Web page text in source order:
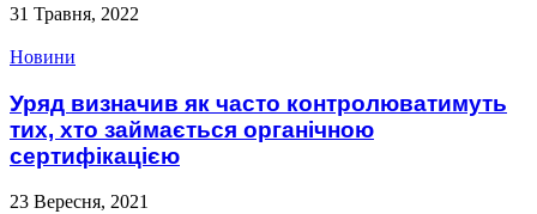
31 Травня, 2022
Новини
Уряд визначив як часто контролюватимуть
тих, хто займається органічною
сертифікацією
23 Вересня, 2021